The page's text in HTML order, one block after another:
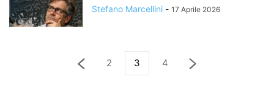
Stefano Marcellini - 17 Aprile 2026
2 3 4